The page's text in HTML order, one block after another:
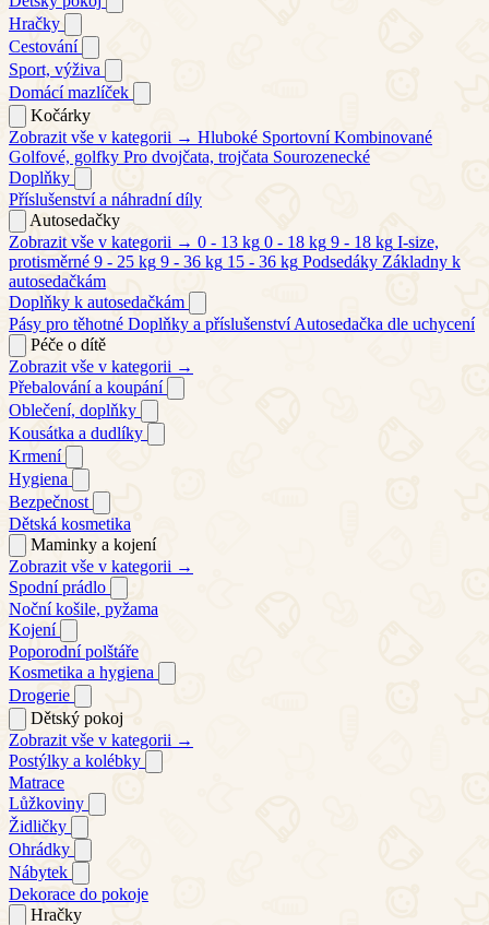
Hračky
Cestování
Sport, výživa
Domácí mazlíček
Kočárky
Zobrazit vše v kategorii → Hluboké Sportovní Kombinované
Golfové, golfky Pro dvojčata, trojčata Sourozenecké
Doplňky
Příslušenství a náhradní díly
Autosedačky
Zobrazit vše v kategorii → 0 - 13 kg 0 - 18 kg 9 - 18 kg I-size,
protisměrné 9 - 25 kg 9 - 36 kg 15 - 36 kg Podsedáky Základny k
autosedačkám
Doplňky k autosedačkám
Pásy pro těhotné Doplňky a příslušenství Autosedačka dle uchycení
Péče o dítě
Zobrazit vše v kategorii →
Přebalování a koupání
Oblečení, doplňky
Kousátka a dudlíky
Krmení
Hygiena
Bezpečnost
Dětská kosmetika
Maminky a kojení
Zobrazit vše v kategorii →
Spodní prádlo
Noční košile, pyžama
Kojení
Poporodní polštáře
Kosmetika a hygiena
Drogerie
Dětský pokoj
Zobrazit vše v kategorii →
Postýlky a kolébky
Matrace
Lůžkoviny
Židličky
Ohrádky
Nábytek
Dekorace do pokoje
Hračky